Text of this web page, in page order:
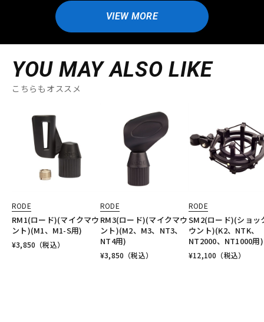
VIEW MORE
YOU MAY ALSO LIKE
こちらもオススメ
RODE
RM1(ロード)(マイクマウ
ント)(M1、M1-S用)
¥3,850 （税込）
RODE
RM3(ロード)(マイクマウ
ント)(M2、M3、NT3、
NT4用)
¥3,850 （税込）
RODE
SM2(ロード)(ショッ
ウント)(K2、NTK、
NT2000、NT1000用)
¥12,100 （税込）